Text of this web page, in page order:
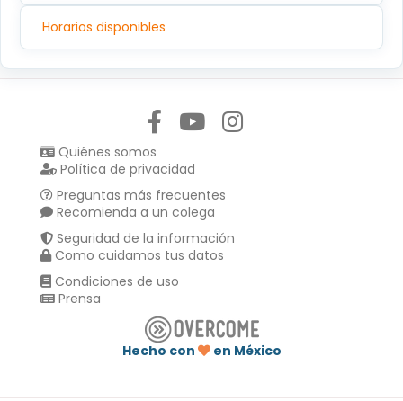
Horarios disponibles
Quiénes somos
Política de privacidad
Preguntas más frecuentes
Recomienda a un colega
Seguridad de la información
Como cuidamos tus datos
Condiciones de uso
Prensa
Hecho con
en México